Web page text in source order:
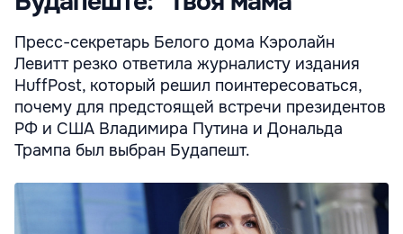
Пресс-секретарь Белого дома Кэролайн
Левитт резко ответила журналисту издания
HuffPost, который решил поинтересоваться,
почему для предстоящей встречи президентов
РФ и США Владимира Путина и Дональда
Трампа был выбран Будапешт.